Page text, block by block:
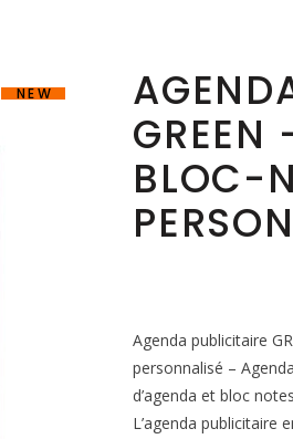
NEW
GREEN
BLOC-
Agenda publicitaire
personnalisé –
d’agenda et bloc
L’agenda publicitaire